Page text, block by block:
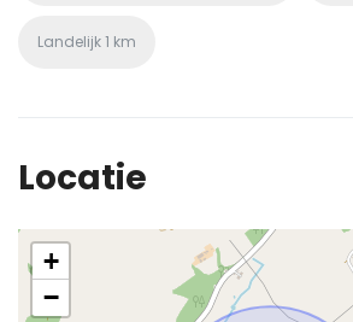
Landelijk1 km
Locatie
+
−